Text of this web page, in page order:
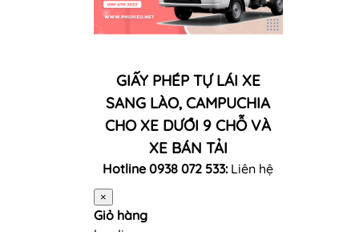
GIẤY PHÉP TỰ LÁI XE
SANG LÀO, CAMPUCHIA
CHO XE DƯỚI 9 CHỖ VÀ
XE BÁN TẢI
Hotline 0938 072 533: Liên hệ
×
Giỏ hàng